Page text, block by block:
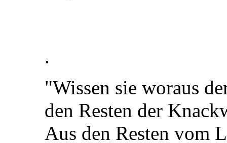
.
"Wissen sie woraus
den Resten der
Aus den Resten vom